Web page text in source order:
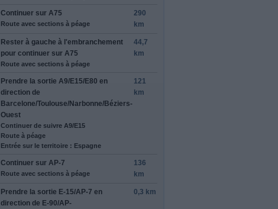
Continuer sur A75
Route avec sections à péage
290
km
Rester à gauche à l'embranchement
pour continuer sur A75
Route avec sections à péage
44,7
km
Prendre la sortie A9/E15/E80 en
direction de
Barcelone/Toulouse/Narbonne/Béziers-
Ouest
Continuer de suivre A9/E15
Route à péage
Entrée sur le territoire : Espagne
121
km
Continuer sur AP-7
Route avec sections à péage
136
km
Prendre la sortie E-15/AP-7 en
direction de E-90/AP-
0,3 km